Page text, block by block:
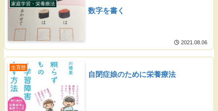
家庭学習・栄養療法
数字を書く
2021.08.06
生育歴
自閉症娘のために栄養療法